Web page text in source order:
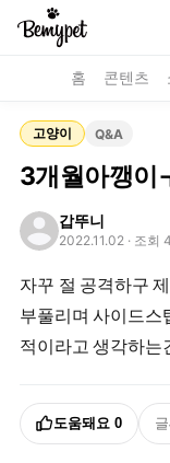
홈 콘텐츠
고양이 Q&A
3개월아깽이
갑뚜니
2022.11.02 · 조회
자꾸 절 공격하구
부풀리며 사이드스
적이라고 생각하는
도움돼요 0